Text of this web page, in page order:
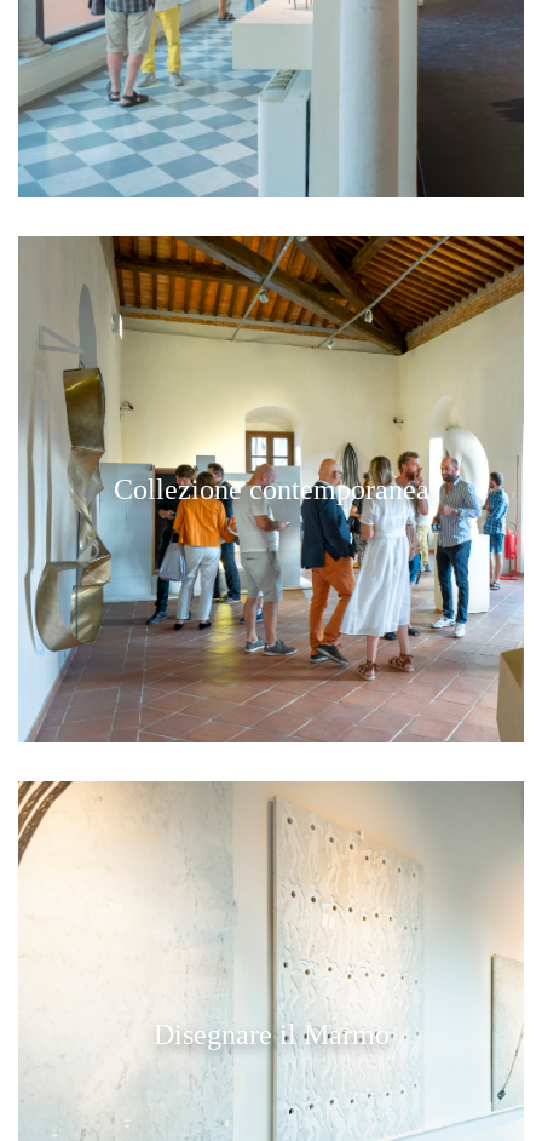
Collezione contemporanea
Disegnare il Marmo